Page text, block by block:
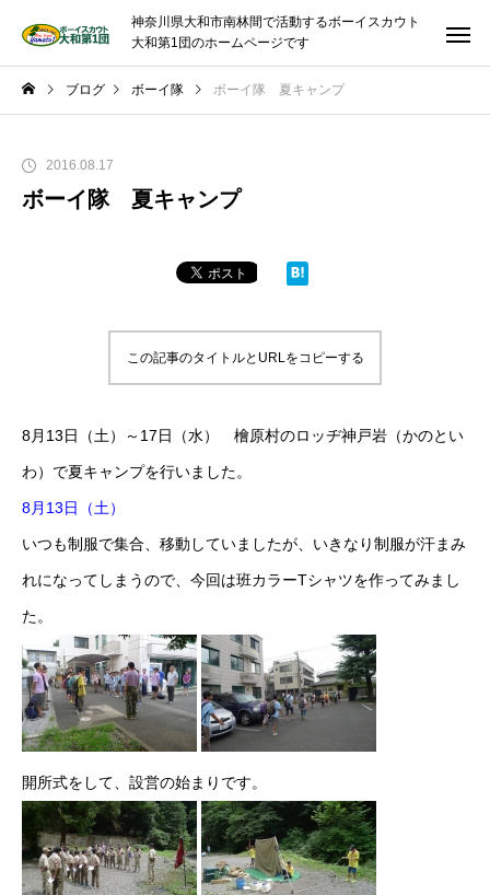
神奈川県大和市南林間で活動するボーイスカウト
大和第1団のホームページです
ブログ ボーイ隊 ボーイ隊 夏キャンプ
2016.08.17
ボーイ隊 夏キャンプ
この記事のタイトルとURLをコピーする
8月13日（土）～17日（水） 檜原村のロッヂ神戸岩（かのとい
わ）で夏キャンプを行いました。
8月13日（土）
いつも制服で集合、移動していましたが、いきなり制服が汗まみ
れになってしまうので、今回は班カラーTシャツを作ってみまし
た。
開所式をして、設営の始まりです。